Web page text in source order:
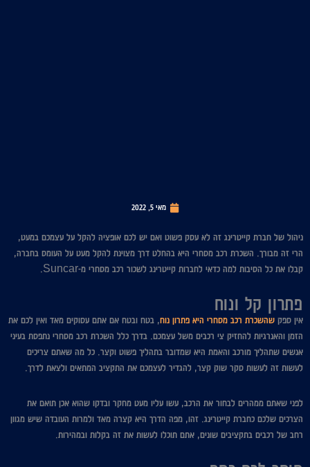
מאי 5, 2022
ניהול של חברת קייטרינג זה לא עסק פשוט ואם יש לכם אופציה להקל על עצמכם במעט,
הרי זה מבורך. השכרת רכב מסחרי היא בהחלט דרך מצוינת להקל מעט על העומס בחברה,
קבלו את כל הסיבות למה כדאי לחברות קייטרינג לשכור רכב מסחרי מ-Suncar.
פתרון קל ונוח
אין ספק שהשכרת רכב מסחרי היא פתרון נוח, בטח ובטח אם אתם עסוקים מאד ואין לכם את
הזמן והאנרגיות להחזיק צי רכבים משל עצמכם. בדרך כלל השכרת רכב מסחרי נתפסת בעיני
אנשים שתהליך מורכב והאמת היא שמדובר בתהליך פשוט וקצר. כל מה שאתם צריכים
לעשות זה לעשות סקר שוק קצר, להגדיר לעצמכם את התקציב המתאים ולצאת לדרך.
לפני שאתם ממהרים לבחור את הרכב, עשו עליו מעט מחקר ובדקו שהוא אכן תואם את
הצרכים שלכם כחברת קייטרינג. זהו, מפה הדרך היא קצרה מאד ולמרות העובדה שיש מגוון
רחב של רכבים בתקציבים שונים, אתם תוכלו לעשות את זה בקלות ובמהירות.